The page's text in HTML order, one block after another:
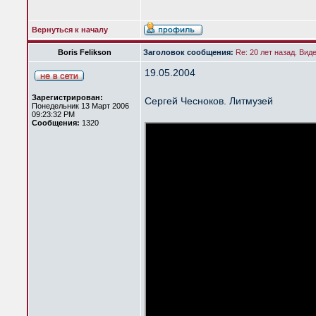
Вернуться к началу
Boris Felikson Заголовок сообщения: Re: 20 лет назад.
Зарегистрирован:
Понедельник 13 Март 2006
09:23:32 PM
Сообщения: 1320
19.05.2004
Сергей Чесноков. Литмузей